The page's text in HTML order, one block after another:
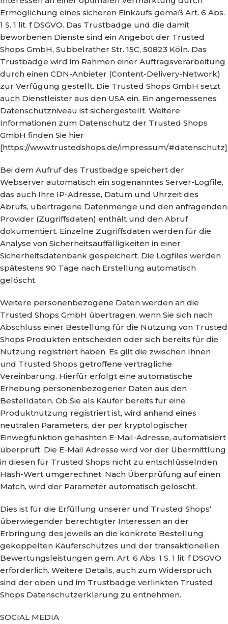
Ermöglichung eines sicheren Einkaufs gemäß Art. 6 Abs.
1 S. 1 lit. f DSGVO. Das Trustbadge und die damit
beworbenen Dienste sind ein Angebot der Trusted
Shops GmbH, Subbelrather Str. 15C, 50823 Köln. Das
Trustbadge wird im Rahmen einer Auftragsverarbeitung
durch einen CDN-Anbieter (Content-Delivery-Network)
zur Verfügung gestellt. Die Trusted Shops GmbH setzt
auch Dienstleister aus den USA ein. Ein angemessenes
Datenschutzniveau ist sichergestellt. Weitere
Informationen zum Datenschutz der Trusted Shops
GmbH finden Sie hier
[https://www.trustedshops.de/impressum/
Bei dem Aufruf des Trustbadge speichert der
Webserver automatisch ein sogenanntes Server-Logfile,
das auch Ihre IP-Adresse, Datum und Uhrzeit des
Abrufs, übertragene Datenmenge und den anfragenden
Provider (Zugriffsdaten) enthält und den Abruf
dokumentiert. Einzelne Zugriffsdaten werden für die
Analyse von Sicherheitsauffälligkeiten in einer
Sicherheitsdatenbank gespeichert. Die Logfiles werden
spätestens 90 Tage nach Erstellung automatisch
gelöscht.
Weitere personenbezogene Daten werden an die
Trusted Shops GmbH übertragen, wenn Sie sich nach
Abschluss einer Bestellung für die Nutzung von Trusted
Shops Produkten entscheiden oder sich bereits für die
Nutzung registriert haben. Es gilt die zwischen Ihnen
und Trusted Shops getroffene vertragliche
Vereinbarung. Hierfür erfolgt eine automatische
Erhebung personenbezogener Daten aus den
Bestelldaten. Ob Sie als Käufer bereits für eine
Produktnutzung registriert ist, wird anhand eines
neutralen Parameters, der per kryptologischer
Einwegfunktion gehashten E-Mail-Adresse, automatisiert
überprüft. Die E-Mail Adresse wird vor der Übermittlung
in diesen für Trusted Shops nicht zu entschlüsselnden
Hash-Wert umgerechnet. Nach Überprüfung auf einen
Match, wird der Parameter automatisch gelöscht.
Dies ist für die Erfüllung unserer und Trusted Shops‘
überwiegender berechtigter Interessen an der
Erbringung des jeweils an die konkrete Bestellung
gekoppelten Käuferschutzes und der transaktionellen
Bewertungsleistungen gem. Art. 6 Abs. 1 S. 1 lit. f DSGVO
erforderlich. Weitere Details, auch zum Widerspruch,
sind der oben und im Trustbadge verlinkten Trusted
Shops Datenschutzerklärung zu entnehmen.
SOCIAL MEDIA